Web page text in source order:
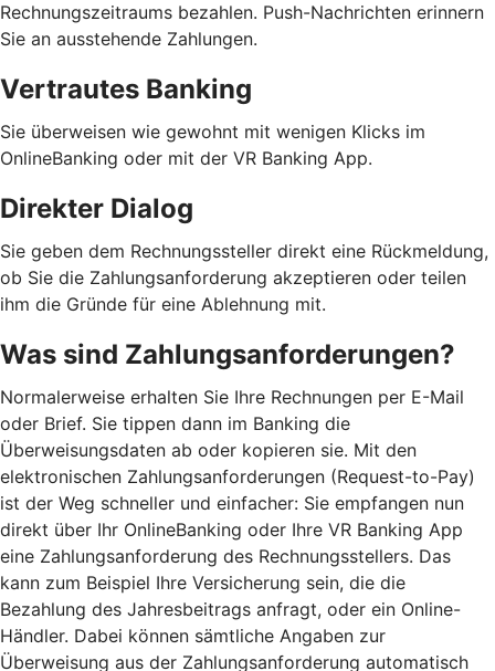
Rechnungszeitraums bezahlen. Push-Nachrichten erinnern
Sie an ausstehende Zahlungen.
Vertrautes Banking
Sie überweisen wie gewohnt mit wenigen Klicks im
OnlineBanking oder mit der VR Banking App.
Direkter Dialog
Sie geben dem Rechnungssteller direkt eine Rückmeldung,
ob Sie die Zahlungsanforderung akzeptieren oder teilen
ihm die Gründe für eine Ablehnung mit.
Was sind Zahlungsanforderungen?
Normalerweise erhalten Sie Ihre Rechnungen per E-Mail
oder Brief. Sie tippen dann im Banking die
Überweisungsdaten ab oder kopieren sie. Mit den
elektronischen Zahlungsanforderungen (Request-to-Pay)
ist der Weg schneller und einfacher: Sie empfangen nun
direkt über Ihr OnlineBanking oder Ihre VR Banking App
eine Zahlungsanforderung des Rechnungsstellers. Das
kann zum Beispiel Ihre Versicherung sein, die die
Bezahlung des Jahresbeitrags anfragt, oder ein Online-
Händler. Dabei können sämtliche Angaben zur
Überweisung aus der Zahlungsanforderung automatisch